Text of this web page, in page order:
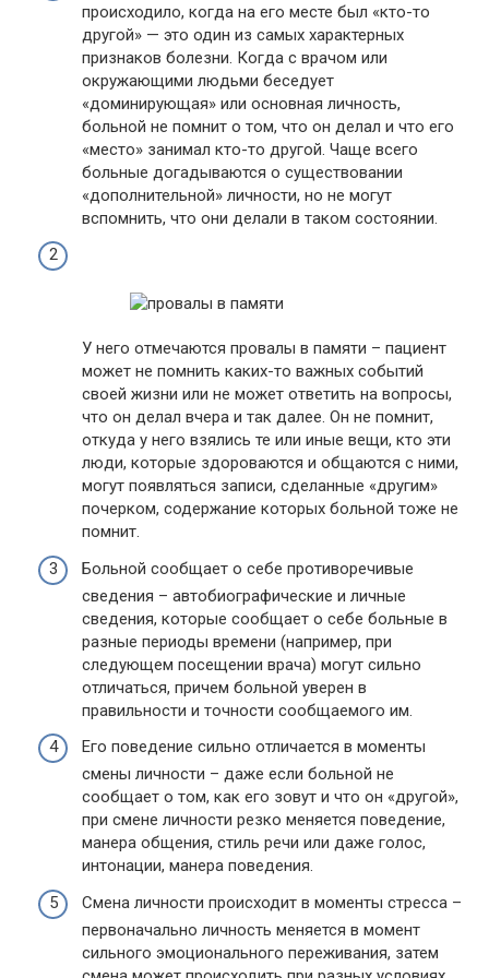
происходило, когда на его месте был «кто-то
другой» — это один из самых характерных
признаков болезни. Когда с врачом или
окружающими людьми беседует
«доминирующая» или основная личность,
больной не помнит о том, что он делал и что его
«место» занимал кто-то другой. Чаще всего
больные догадываются о существовании
«дополнительной» личности, но не могут
вспомнить, что они делали в таком состоянии.
У него отмечаются провалы в памяти – пациент
может не помнить каких-то важных событий
своей жизни или не может ответить на вопросы,
что он делал вчера и так далее. Он не помнит,
откуда у него взялись те или иные вещи, кто эти
люди, которые здороваются и общаются с ними,
могут появляться записи, сделанные «другим»
почерком, содержание которых больной тоже не
помнит.
Больной сообщает о себе противоречивые
сведения – автобиографические и личные
сведения, которые сообщает о себе больные в
разные периоды времени (например, при
следующем посещении врача) могут сильно
отличаться, причем больной уверен в
правильности и точности сообщаемого им.
Его поведение сильно отличается в моменты
смены личности – даже если больной не
сообщает о том, как его зовут и что он «другой»,
при смене личности резко меняется поведение,
манера общения, стиль речи или даже голос,
интонации, манера поведения.
Смена личности происходит в моменты стресса –
первоначально личность меняется в момент
сильного эмоционального переживания, затем